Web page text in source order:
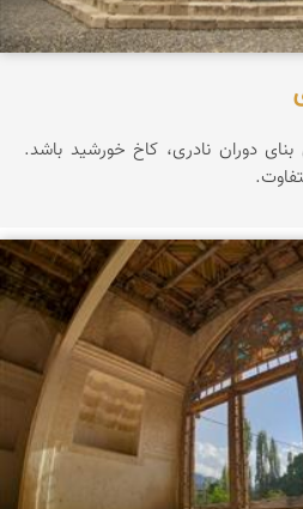
دوران نادری، کاخ خورشید باشد.